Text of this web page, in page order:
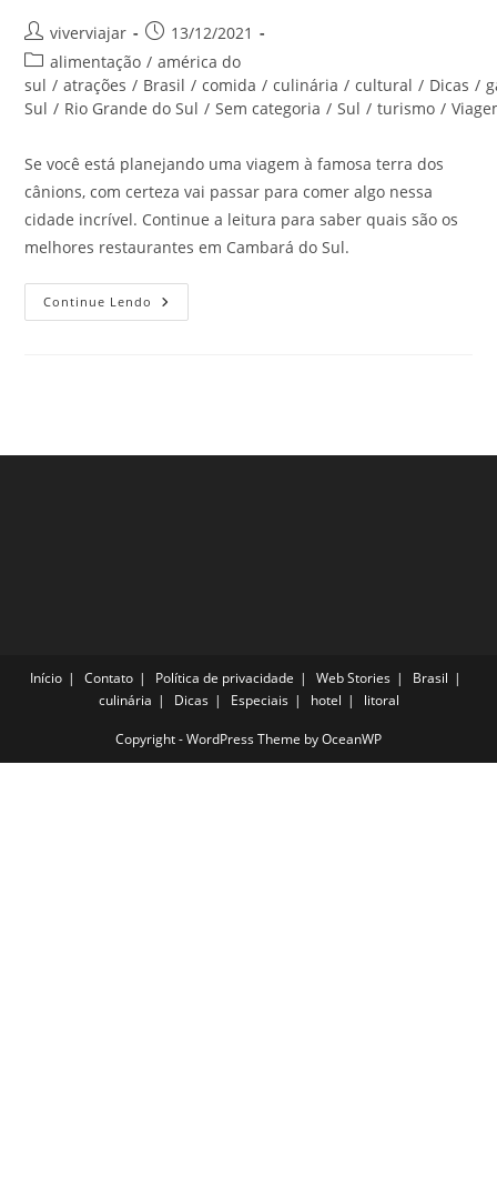
Autor
do
post:
viverviajar
Post
publicado:
13/12/2021
Categoria
do
post:
alimentação / américa do
sul / atrações / Brasil / comida / culinária / cultural / Dicas /
Sul / Rio Grande do Sul / Sem categoria / Sul / turismo /
Se você está planejando uma viagem à famosa terra dos
cânions, com certeza vai passar para comer algo nessa
cidade incrível. Continue a leitura para saber quais são os
melhores restaurantes em Cambará do Sul.
Continue Lendo Melhores
Restaurantes
Início Contato Política de privacidade Web Stories
Brasil
culinária
Dicas Especiais hotel litoral
Copyright - WordPress Theme by OceanWP